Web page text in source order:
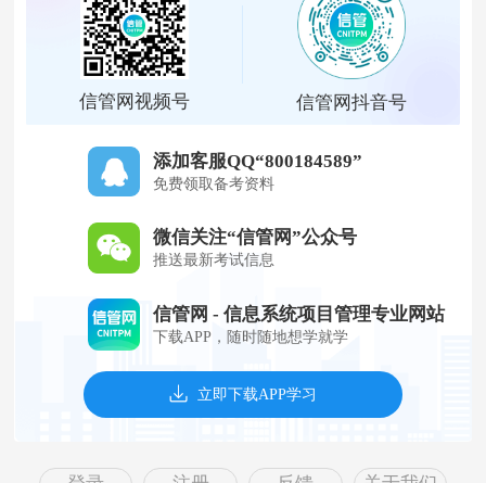
信管网视频号 信管网抖音号
添加客服QQ“800184589”
免费领取备考资料
微信关注“信管网”公众号
推送最新考试信息
信管网 - 信息系统项目管理专业网站
下载APP，随时随地想学就学
立即下载APP学习